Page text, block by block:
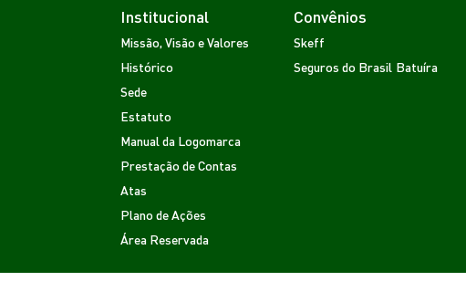
Institucional
Missão, Visão e Valores
Histórico
Sede
Estatuto
Manual da Logomarca
Prestação de Contas
Atas
Plano de Ações
Área Reservada
Convênios
Skeff
Seguros do Brasil Batuíra